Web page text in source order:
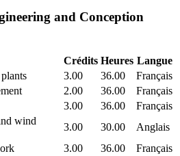
and Conception
Crédits Heures Langue
3.00 36.00
Français
2.00 36.00
Français
3.00 36.00
Français
wind
3.00 30.00
Anglais
3.00 36.00
Français